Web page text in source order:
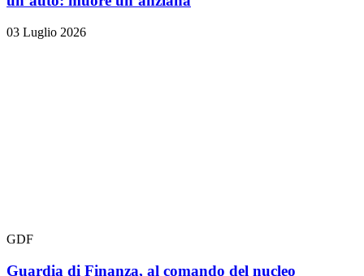
03 Luglio 2026
GDF
Guardia di Finanza, al comando del nucleo